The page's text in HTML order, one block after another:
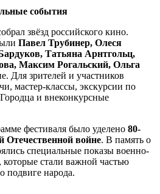
события
звёзд российского кино.
Павел Трубинер, Олеся
Татьяна Арнтгольц,
Максим Рогальский, Ольга
Для зрителей и участников
мастер-классы, экскурсии по
и внеконкурсные
фестиваля было уделено 80-
войне. В память о
специальные показы военно-
стали важной частью
подвиге народа.